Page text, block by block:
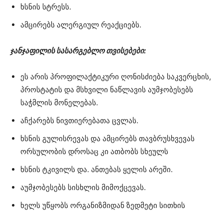
ხსნის სტრესს.
ამცირებს ალერგიულ რეაქციებს.
ჯანჯაფილის სასარგებლო თვისებები:
ეს არის პროფილაქტიკური ღონისძიება საკვერცხის,
პროსტატის და მსხვილი ნაწლავის აუმჯობესებს
საჭმლის მონელებას.
აჩქარებს ნივთიერებათა ცვლას.
ხსნის გულისრევას და ამცირებს თავბრუსხვევას
ორსულობის დროსაც კი ათბობს სხეულს
ხსნის ტკივილს და. ანთებას ყელის არეში.
აუმჯობესებს სისხლის მიმოქცევას.
ხელს უწყობს ორგანიზმიდან ზედმეტი სითხის